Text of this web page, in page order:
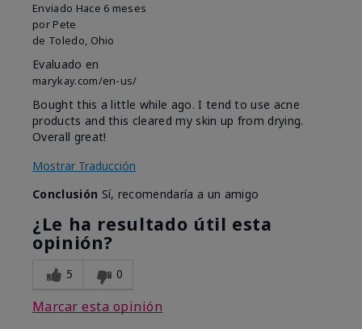
Enviado Hace 6 meses
por Pete
de Toledo, Ohio
Evaluado en
marykay.com/en-us/
Bought this a little while ago. I tend to use acne
products and this cleared my skin up from drying.
Overall great!
Mostrar Traducción
Conclusión Sí, recomendaría a un amigo
¿Le ha resultado útil esta
opinión?
5 0
Marcar esta opinión